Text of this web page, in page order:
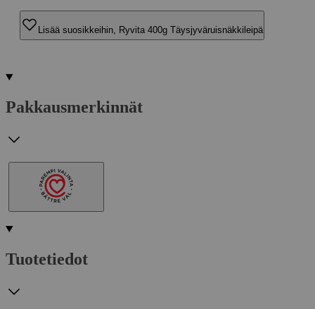
Lisää suosikkeihin, Ryvita 400g Täysjyväruisnäkkileipä
Pakkausmerkinnät
Tuotetiedot